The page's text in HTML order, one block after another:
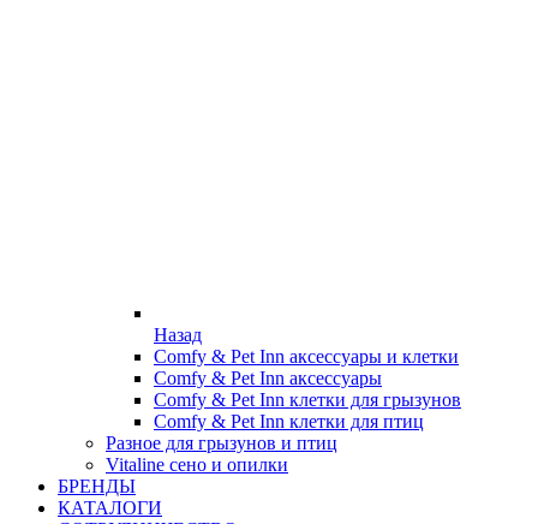
Назад
Comfy & Pet Inn аксессуары и клетки
Comfy & Pet Inn аксессуары
Comfy & Pet Inn клетки для грызунов
Comfy & Pet Inn клетки для птиц
Разное для грызунов и птиц
Vitaline сено и опилки
БРЕНДЫ
КАТАЛОГИ